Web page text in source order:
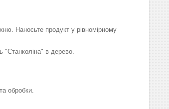
Наносьте продукт у рівномірному
"Станколіна" в дерево.
обробки.